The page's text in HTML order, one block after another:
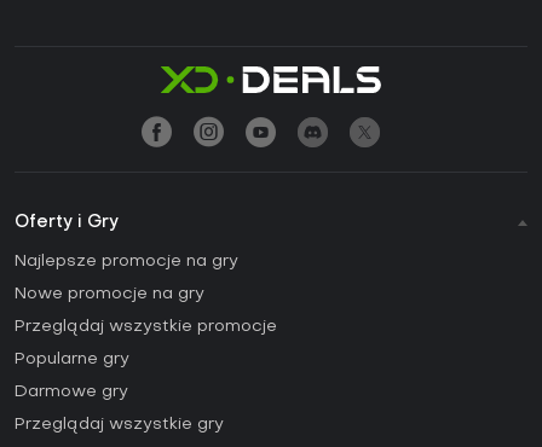
Oferty i Gry
Najlepsze promocje na gry
Nowe promocje na gry
Przeglądaj wszystkie promocje
Popularne gry
Darmowe gry
Przeglądaj wszystkie gry